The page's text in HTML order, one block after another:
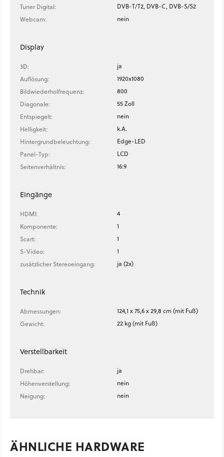
Tuner Digital:
DVB-T/T2, DVB-C, DVB-S/S2
Webcam:
nein
Display
3D:
ja
Auflösung:
1920x1080
Bildwiederholfrequenz:
800
Diagonale:
55 Zoll
Entspiegelt:
nein
Helligkeit:
k.A.
Hintergrundbeleuchtung:
Edge-LED
Panel-Typ:
LCD
Seitenverhältnis:
16:9
Eingänge
HDMI:
4
Komponente:
1
Scart:
1
S-Video:
1
zusätzlicher Stereoeingang:
ja (2x)
Technik
Abmessungen:
124,1 x 75,6 x 29,8 cm (mit Fuß)
Gewicht:
22 kg (mit Fuß)
Verstellbarkeit
Drehbar:
ja
Höhenverstellung:
nein
Neigung:
nein
ÄHNLICHE HARDWARE